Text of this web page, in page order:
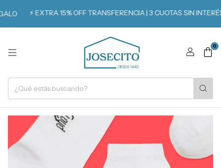
⚡️ EXTRA 15% OFF TRANSFERENCIA | 3 CUOTAS SIN INTERÉS
0